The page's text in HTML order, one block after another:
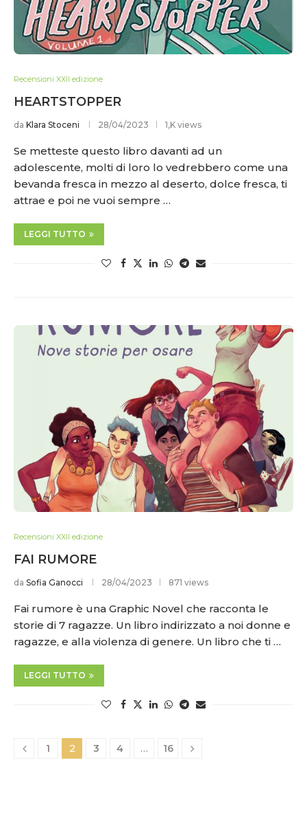
Recensioni XXII edizione
HEARTSTOPPER
da Klara Stoceni 28/04/2023 1,K views
Se metteste questo libro davanti ad un
adolescente, molti di loro lo vedrebbero come una
bevanda fresca in mezzo al deserto, dolce fresca, ti
attrae e poi ne vuoi sempre …
LEGGI TUTTO
Recensioni XXII edizione
FAI RUMORE
da Sofia Ganocci 28/04/2023 871 views
Fai rumore è una Graphic Novel che racconta le
storie di 7 ragazze. Un libro indirizzato a noi donne e
ragazze, e alla violenza di genere. Un libro che ti …
LEGGI TUTTO
1 2 3 4 … 16